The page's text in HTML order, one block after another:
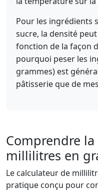
Pour les ingrédients
sucre, la densité
fonction de la façon
pourquoi peser les
grammes) est
pâtisserie que de
Comprendre
millilitres en
Le calculateur de
pratique conçu pour